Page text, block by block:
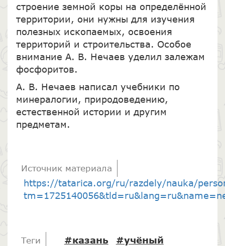
строение земной коры на определённой
территории, они нужны для изучения
полезных ископаемых, освоения
территорий и строительства. Особое
внимание А. В. Нечаев уделил залежам
фосфоритов.
А. В. Нечаев написал учебники по
минералогии, природоведению,
естественной истории и другим
предметам.
Источник материала
https://tatarica.org/ru/razdely/nauka/
Теги #казань
#учёный